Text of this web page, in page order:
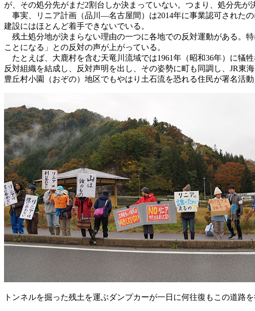
が、その処分先がまだ2割台しか決まっていない。つまり、処分先が
事実、リニア計画（品川―名古屋間）は2014年に事業認可された
建設にはほとんど着手できないでいる。
残土処分地が決まらない理由の一つに各地での反対運動がある。
ことになる」との反対の声が上がっている。
たとえば、大鹿村を含む天竜川流域では1961年（昭和36年）に犠
反対組織を結成し、反対声明を出し、その姿勢に町も同調し、JR東
豊丘村小園（おぞの）地区でもやはり土石流を恐れる住民が署名活
トンネルを掘った残土を運ぶダンプカーが一日に何往復もこの道路